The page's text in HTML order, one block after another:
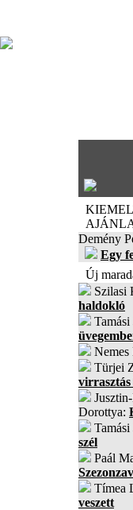
Demény
Egy
Új
Szilasi
haldokló
Tamási
Nemes
Türjei
Dorottya:
Tamási
szél
Paál
Tímea
veszett